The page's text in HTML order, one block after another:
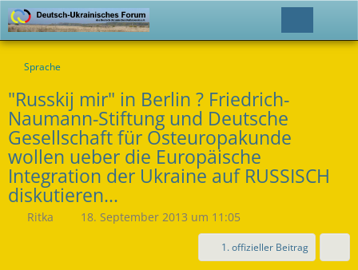
Sprache
"Russkij mir" in Berlin ? Friedrich-
Naumann-Stiftung und Deutsche
Gesellschaft für Osteuropakunde
wollen ueber die Europäische
Integration der Ukraine auf RUSSISCH
diskutieren...
Ritka 18. September 2013 um 11:05
1. offizieller Beitrag